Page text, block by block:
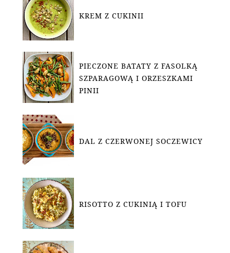
KREM Z CUKINII
PIECZONE BATATY Z FASOLKĄ
SZPARAGOWĄ I ORZESZKAMI
PINII
DAL Z CZERWONEJ SOCZEWICY
RISOTTO Z CUKINIĄ I TOFU